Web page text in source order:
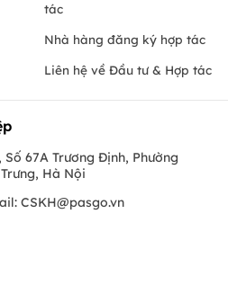
tác
Nhà hàng đăng ký hợp tác
Liên hệ về Đầu tư & Hợp tác
67A Trương Định, Phường
Hà Nội
CSKH@pasgo.vn